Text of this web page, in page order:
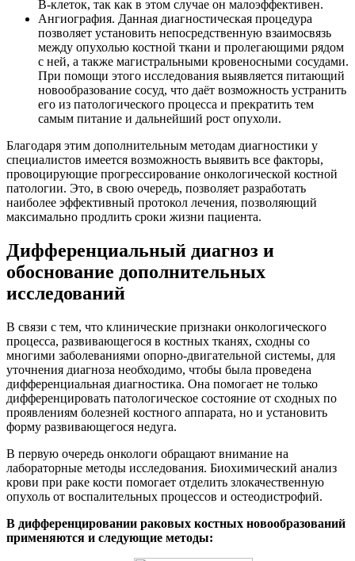
В-клеток, так как в этом случае он малоэффективен.
Ангиография. Данная диагностическая процедура
позволяет установить непосредственную взаимосвязь
между опухолью костной ткани и пролегающими рядом
с ней, а также магистральными кровеносными сосудами.
При помощи этого исследования выявляется питающий
новообразование сосуд, что даёт возможность устранить
его из патологического процесса и прекратить тем
самым питание и дальнейший рост опухоли.
Благодаря этим дополнительным методам диагностики у
специалистов имеется возможность выявить все факторы,
провоцирующие прогрессирование онкологической костной
патологии. Это, в свою очередь, позволяет разработать
наиболее эффективный протокол лечения, позволяющий
максимально продлить сроки жизни пациента.
Дифференциальный диагноз и
обоснование дополнительных
исследований
В связи с тем, что клинические признаки онкологического
процесса, развивающегося в костных тканях, сходны со
многими заболеваниями опорно-двигательной системы, для
уточнения диагноза необходимо, чтобы была проведена
дифференциальная диагностика. Она помогает не только
дифференцировать патологическое состояние от сходных по
проявлениям болезней костного аппарата, но и установить
форму развивающегося недуга.
В первую очередь онкологи обращают внимание на
лабораторные методы исследования. Биохимический анализ
крови при раке кости помогает отделить злокачественную
опухоль от воспалительных процессов и остеодистрофий.
В дифференцировании раковых костных новообразований
применяются и следующие методы: